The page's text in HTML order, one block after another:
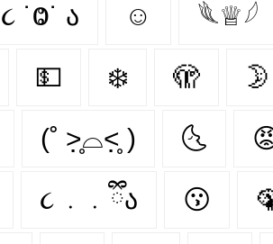
૮ ˙Ⱉ˙ ა ☺ 𓆰♕𓆪
💵 ❄️ 🫣 🌛
(˚ ˃̣̣̥⌓˂̣̣̥ ) 🌜
૮ ․ ․ ྀིა 😗